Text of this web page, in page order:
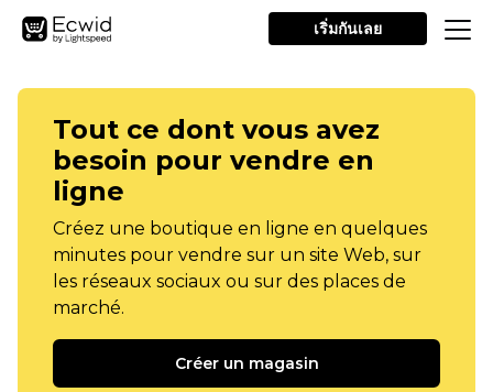
เริ่มกันเลย
Tout ce dont vous avez
besoin pour vendre en
ligne
Créez une boutique en ligne en quelques
minutes pour vendre sur un site Web, sur
les réseaux sociaux ou sur des places de
marché.
Créer un magasin